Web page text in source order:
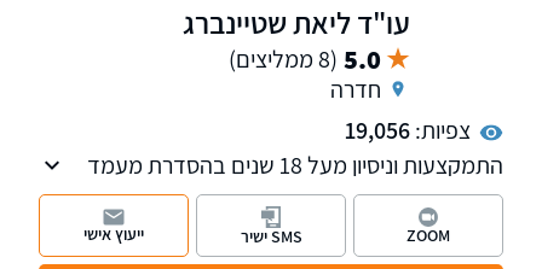
עו"ד ליאת שטיינברג
5.0 (8 ממליצים)
חדרה
צפיות:19,056
התמקצעות וניסיון מעל 18 שנים בהסדרת מעמד
בישראל: נישואין, בני זוג ללא נישואין, טעמים
הומניטריים, אלמנות אזרחים ישראליים, בני
משפחה מחו"ל מסורבי כניסה.
ZOOM SMS ישיר ייעוץ אישי